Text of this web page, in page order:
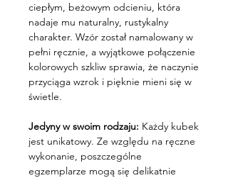
ciepłym, beżowym odcieniu, która
nadaje mu naturalny, rustykalny
charakter. Wzór został namalowany w
pełni ręcznie, a wyjątkowe połączenie
kolorowych szkliw sprawia, że naczynie
przyciąga wzrok i pięknie mieni się w
świetle.
Jedyny w swoim rodzaju: Każdy kubek
jest unikatowy. Ze względu na ręczne
wykonanie, poszczególne
egzemplarze mogą się delikatnie